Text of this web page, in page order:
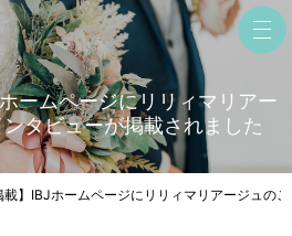
ームページにリリィマリアー
タビューが掲載されました
載】IBJホームページにリリィマリアージュの